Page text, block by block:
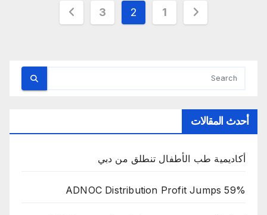
تعدد
1
2
3
أحدث المقالات
أكاديمية طب الأطفال تنطلق من دبي
ADNOC Distribution Profit Jumps 59%